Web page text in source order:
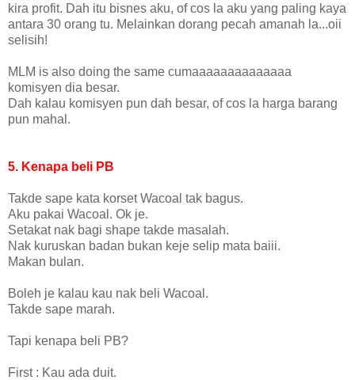
kira profit. Dah itu bisnes aku, of cos la aku yang paling kaya
antara 30 orang tu. Melainkan dorang pecah amanah la...oii
selisih!
MLM is also doing the same cumaaaaaaaaaaaaaa
komisyen dia besar.
Dah kalau komisyen pun dah besar, of cos la harga barang
pun mahal.
5. Kenapa beli PB
Takde sape kata korset Wacoal tak bagus.
Aku pakai Wacoal. Ok je.
Setakat nak bagi shape takde masalah.
Nak kuruskan badan bukan keje selip mata baiii.
Makan bulan.
Boleh je kalau kau nak beli Wacoal.
Takde sape marah.
Tapi kenapa beli PB?
First : Kau ada duit.